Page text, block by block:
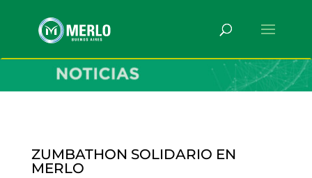
ZUMBATHON SOLIDARIO EN
MERLO